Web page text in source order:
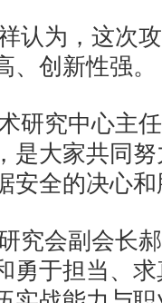
认为，这次
创新性强。
研究中心主
是大家共同
安全的决心
究会副会长
勇于担当、